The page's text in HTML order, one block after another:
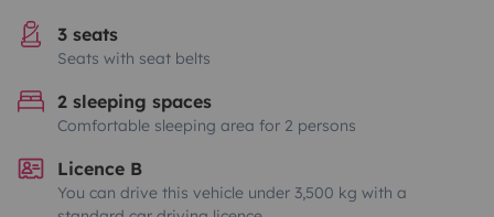
3 seats
Seats with seat belts
2 sleeping spaces
Comfortable sleeping area for 2 persons
Licence B
You can drive this vehicle under 3,500 kg with a